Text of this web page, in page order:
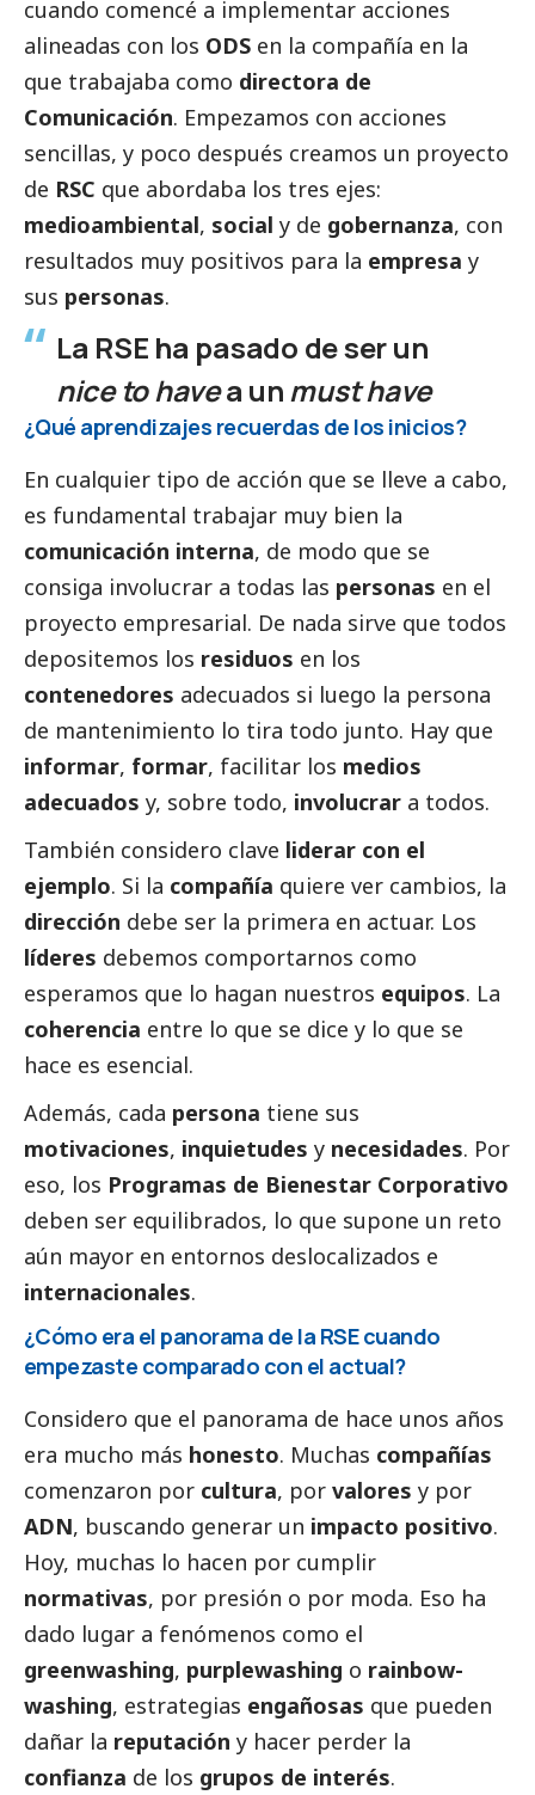
cuando comencé a implementar acciones
alineadas con los ODS en la compañía en la
que trabajaba como directora de
Comunicación. Empezamos con acciones
sencillas, y poco después creamos un proyecto
de RSC que abordaba los tres ejes:
medioambiental, social y de gobernanza, con
resultados muy positivos para la empresa y
sus personas.
La RSE ha pasado de ser un
nice to havea unmust have
¿Qué aprendizajes recuerdas de los inicios?
En cualquier tipo de acción que se lleve a cabo,
es fundamental trabajar muy bien la
comunicación interna, de modo que se
consiga involucrar a todas las personas en el
proyecto empresarial. De nada sirve que todos
depositemos los residuos en los
contenedores adecuados si luego la persona
de mantenimiento lo tira todo junto. Hay que
informar, formar, facilitar los medios
adecuados y, sobre todo, involucrar a todos.
También considero clave liderar con el
ejemplo. Si la compañía quiere ver cambios, la
dirección debe ser la primera en actuar. Los
líderes debemos comportarnos como
esperamos que lo hagan nuestros equipos. La
coherencia entre lo que se dice y lo que se
hace es esencial.
Además, cada persona tiene sus
motivaciones, inquietudes y necesidades. Por
eso, los Programas de Bienestar Corporativo
deben ser equilibrados, lo que supone un reto
aún mayor en entornos deslocalizados e
internacionales.
¿Cómo era el panorama de la RSE cuando
empezaste comparado con el actual?
Considero que el panorama de hace unos años
era mucho más honesto. Muchas compañías
comenzaron por cultura, por valores y por
ADN, buscando generar un impacto positivo.
Hoy, muchas lo hacen por cumplir
normativas, por presión o por moda. Eso ha
dado lugar a fenómenos como el
greenwashing, purplewashing o rainbow-
washing, estrategias engañosas que pueden
dañar la reputación y hacer perder la
confianza de los grupos de interés.